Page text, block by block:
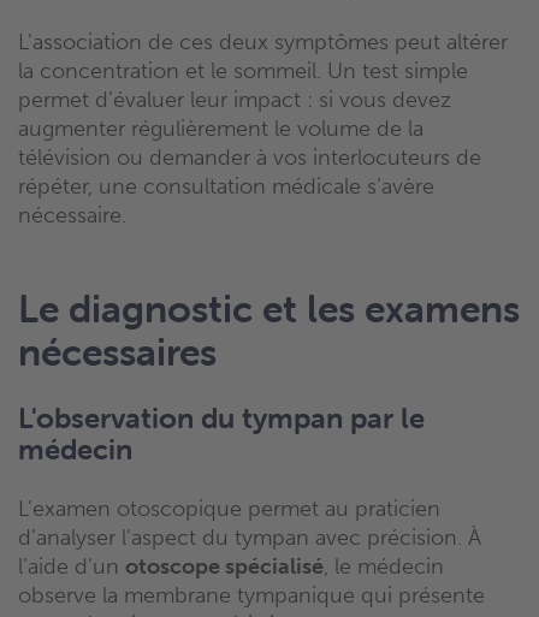
L’association de ces deux symptômes peut altérer
la concentration et le sommeil. Un test simple
permet d’évaluer leur impact : si vous devez
augmenter régulièrement le volume de la
télévision ou demander à vos interlocuteurs de
répéter, une consultation médicale s’avère
nécessaire.
Le diagnostic et les examens
nécessaires
L'observation du tympan par le
médecin
L’examen otoscopique permet au praticien
d’analyser l’aspect du tympan avec précision. À
l’aide d’un otoscope spécialisé, le médecin
observe la membrane tympanique qui présente